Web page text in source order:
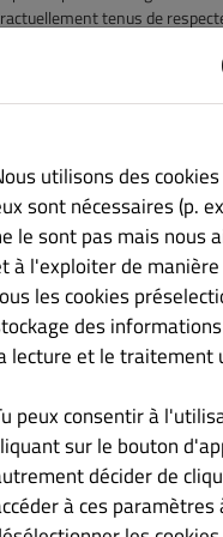
tenus de
Nous utilisons ce que l’on
Il s’agit de
informations stockées
sont supprimés après
de la session du
sur votre appareil
permettent de
configurer votre
de manière à être
certains cas ,ou de
générale. Vous
d’acceptation des
peut limiter la
cookies en acceptant notre
de cookies ». Le
lettre a) du RGPD. Nous
utilisons des
sont nécessaires (p.
le sont pas mais nous
à l'exploiter de
les cookies
des
lecture et le traitement
peux consentir à
sur le bouton
décider de
à ces